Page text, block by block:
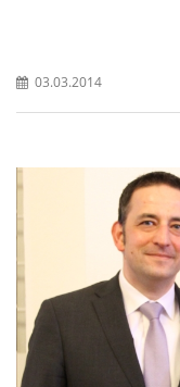
03.03.2014